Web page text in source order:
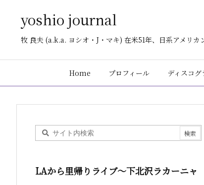
yoshio journal
牧 良夫 (a.k.a. ヨシオ・J・マキ) 在米51年、日系アメリカ
Home プロフィール ディスコグ
LAから里帰りライブ〜下北沢ラカーニャ